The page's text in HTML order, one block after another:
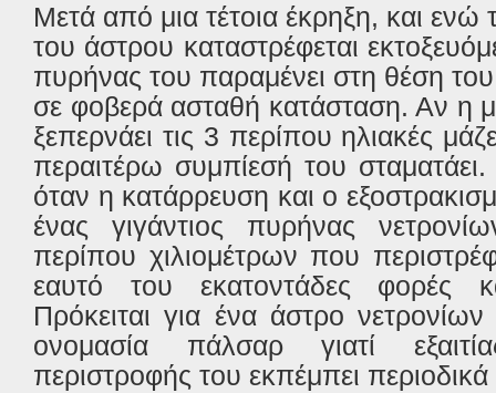
Μετά από μια τέτοια έκρηξη, και ενώ
του άστρου καταστρέφεται
πυρήνας του παραμένει στη θέση
σε φοβερά ασταθή κατάσταση. Αν η
ξεπερνάει τις 3 περίπου ηλιακές
περαιτέρω συμπίεσή του
όταν η κατάρρευση και ο
ένας γιγάντιος πυρήνας
περίπου χιλιομέτρων που
εαυτό του εκατοντάδες φορές
Πρόκειται για ένα άστρο
ονομασία πάλσαρ γιατί
περιστροφής του εκπέμπει